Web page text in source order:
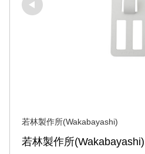
若林製作所(Wakabayashi)
若林製作所